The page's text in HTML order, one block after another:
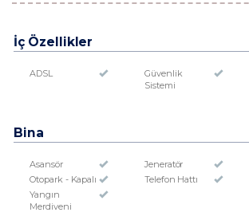
İç Özellikler
ADSL
Güvenlik
Sistemi
Bina
Asansör
Jeneratör
Otopark - Kapalı
Telefon Hattı
Yangın
Merdiveni